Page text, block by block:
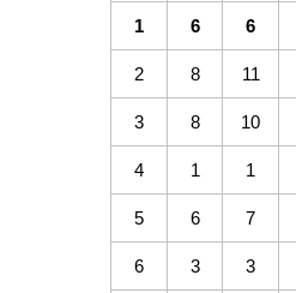
1 6 6
2 8 11
3 8 10
4 1 1
5 6 7
6 3 3